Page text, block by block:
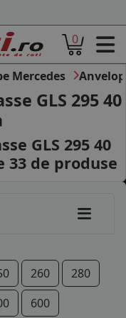
0
Mercedes
GLS 295 40
GLS 295 40
33 de produse
260
280
600